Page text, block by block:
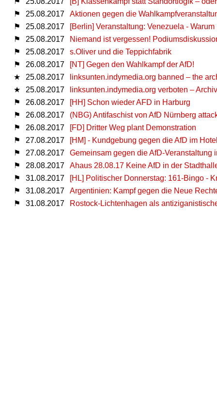
⚑
25.08.2017
Aktionen gegen die
⚑
25.08.2017
[Berlin] Veranstaltung: Venezuela -
⚑
25.08.2017
Niemand ist vergessen!
⚑
25.08.2017
s.Oliver und die Teppichfabrik
⚑
26.08.2017
[NT] Gegen den Wahlkampf der AfD!
★
25.08.2017
linksunten.indymedia.org banned – the
★
25.08.2017
linksunten.indymedia.org verboten –
⚑
26.08.2017
[HH] Schon wieder AFD in Harburg
⚑
26.08.2017
(NBG) Antifaschist von AfD Nürnberg
⚑
26.08.2017
[FD] Dritter Weg plant Demonstration
⚑
27.08.2017
[HM] - Kundgebung gegen die AfD im
⚑
27.08.2017
Gemeinsam gegen die AfD-Veranstaltung
⚑
28.08.2017
Ahaus 28.08.17 Keine AfD in der
⚑
31.08.2017
[HL] Politischer Donnerstag: 161-Bingo -
⚑
31.08.2017
Argentinien: Kampf gegen die Neue
⚑
31.08.2017 Rostock-Lichtenhagen als